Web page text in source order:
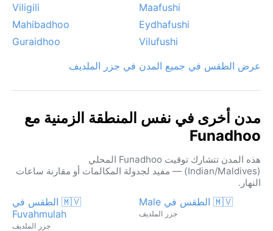
Maafushi
Viligili
Eydhafushi
Mahibadhoo
Vilufushi
Guraidhoo
عرض الطقس في جميع المدن في جزر الملديف
مدن أخرى في نفس المنطقة الزمنية مع
Funadhoo
هذه المدن تتشارك توقيت Funadhoo المحلي
(Indian/Maldives) — مفيد لجدولة المكالمات أو مقارنة ساعات
النهار.
🇲🇻 الطقس في Male
جزر الملديف
🇲🇻 الطقس في
Fuvahmulah
جزر الملديف